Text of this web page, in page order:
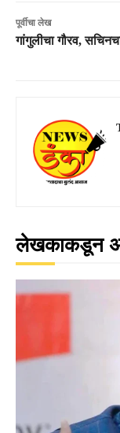
पूर्वीचा लेख
गांगुलीचा गौरव,
लेखकाकडून